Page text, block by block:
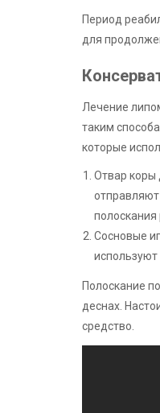
Период
для
Лечение
таким
которые
Отвар коры
отправляют
полоскания
Сосновые
используют
Полоскание
деснах.
средство.